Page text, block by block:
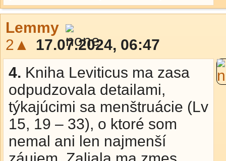
Lemmy
2▲
17.07.2024, 06:47
4. Kniha Leviticus ma zasa
odpudzovala detailami,
týkajúcimi sa menštruácie (Lv
15, 19 – 33), o ktoré som
nemal ani len najmenší